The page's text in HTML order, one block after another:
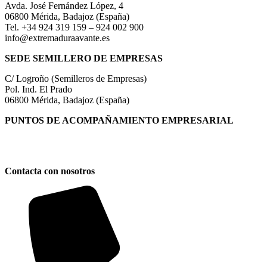
Avda. José Fernández López, 4
06800 Mérida, Badajoz (España)
Tel. +34 924 319 159 – 924 002 900
info@extremaduraavante.es
SEDE SEMILLERO DE EMPRESAS
C/ Logroño (Semilleros de Empresas)
Pol. Ind. El Prado
06800 Mérida, Badajoz (España)
PUNTOS DE ACOMPAÑAMIENTO EMPRESARIAL
Contacta con nosotros